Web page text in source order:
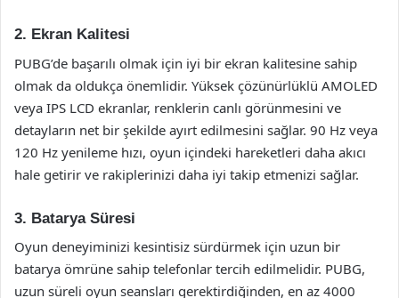
2. Ekran Kalitesi
PUBG’de başarılı olmak için iyi bir ekran kalitesine sahip
olmak da oldukça önemlidir. Yüksek çözünürlüklü AMOLED
veya IPS LCD ekranlar, renklerin canlı görünmesini ve
detayların net bir şekilde ayırt edilmesini sağlar. 90 Hz veya
120 Hz yenileme hızı, oyun içindeki hareketleri daha akıcı
hale getirir ve rakiplerinizi daha iyi takip etmenizi sağlar.
3. Batarya Süresi
Oyun deneyiminizi kesintisiz sürdürmek için uzun bir
batarya ömrüne sahip telefonlar tercih edilmelidir. PUBG,
uzun süreli oyun seansları gerektirdiğinden, en az 4000